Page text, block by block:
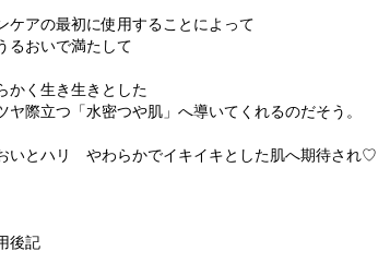
ケアの最初に使用することによって
るおいで満たして
かく生き生きとした
ヤ際立つ「水密つや肌」へ導いてくれるのだそう。
いとハリ やわらかでイキイキとした肌へ期待され♡
後記